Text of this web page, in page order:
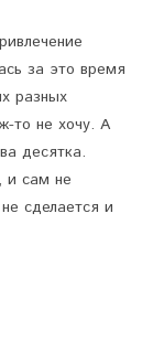
за это время
разных
то не хочу. А
десятка.
и сам не
сделается и